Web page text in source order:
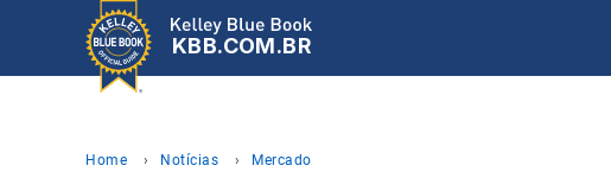
KBB.COM.BR
Home › Notícias › Mercado